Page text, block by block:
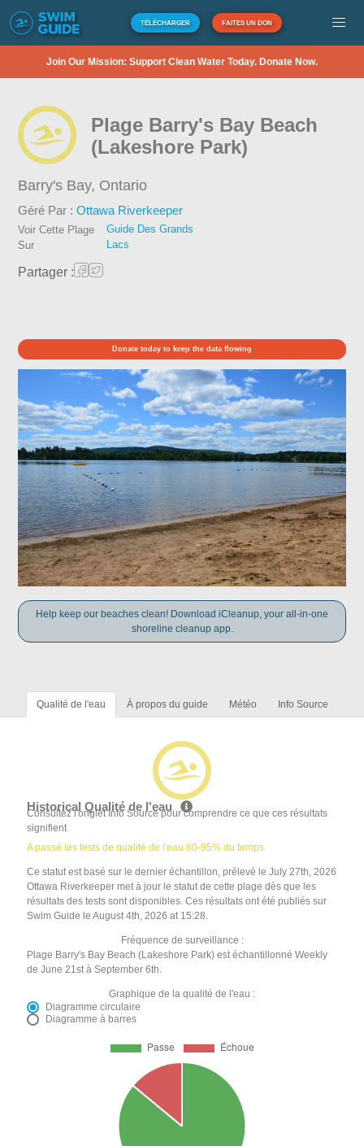
TÉLÉCHARGER FAITES UN DON
Join Our Mission: Support Clean Water Today. Donate Now.
Plage Barry's Bay Beach
(Lakeshore Park)
Barry's Bay, Ontario
Géré Par :Ottawa Riverkeeper
Voir Cette Plage
Sur
Guide Des Grands
Lacs
Partager :
Donate today to keep the data flowing
Help keep our beaches clean! Download iCleanup, your all-in-one
shoreline cleanup app.
Qualité de l'eau À propos du guide Météo Info Source
Historical Qualité de l'eau
Consultez l'onglet Info Source pour comprendre ce que ces résultats
signifient
A passé les tests de qualité de l'eau 60-95% du temps
Ce statut est basé sur le dernier échantillon, prélevé le July 27th, 2026
Ottawa Riverkeeper met à jour le statut de cette plage dès que les
résultats des tests sont disponibles. Ces résultats ont été publiés sur
Swim Guide le August 4th, 2026 at 15:28.
Fréquence de surveillance :
Plage Barry's Bay Beach (Lakeshore Park) est échantillonné Weekly
de June 21st à September 6th.
Graphique de la qualité de l'eau :
Diagramme circulaire
Diagramme à barres